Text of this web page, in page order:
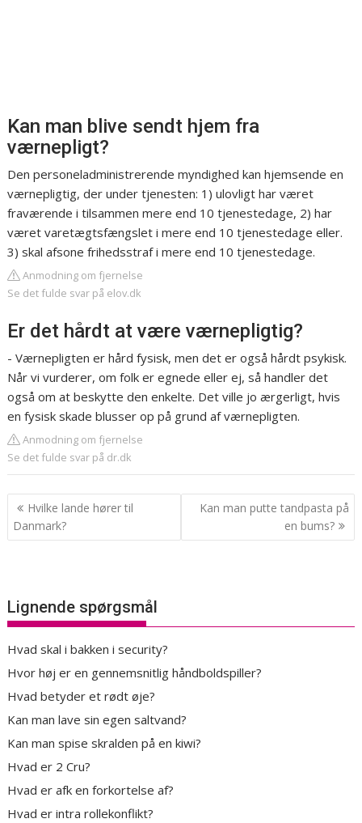
Kan man blive sendt hjem fra
værnepligt?
Den personeladministrerende myndighed kan hjemsende en
værnepligtig, der under tjenesten: 1) ulovligt har været
fraværende i tilsammen mere end 10 tjenestedage, 2) har
været varetægtsfængslet i mere end 10 tjenestedage eller.
3) skal afsone frihedsstraf i mere end 10 tjenestedage.
Anmodning om fjernelse
Se det fulde svar på elov.dk
Er det hårdt at være værnepligtig?
- Værnepligten er hård fysisk, men det er også hårdt psykisk.
Når vi vurderer, om folk er egnede eller ej, så handler det
også om at beskytte den enkelte. Det ville jo ærgerligt, hvis
en fysisk skade blusser op på grund af værnepligten.
Anmodning om fjernelse
Se det fulde svar på dr.dk
Indlægsnavigation
Hvilke lande hører til
Danmark?
Kan man putte tandpasta på
en bums?
Lignende spørgsmål
Hvad skal i bakken i security?
Hvor høj er en gennemsnitlig håndboldspiller?
Hvad betyder et rødt øje?
Kan man lave sin egen saltvand?
Kan man spise skralden på en kiwi?
Hvad er 2 Cru?
Hvad er afk en forkortelse af?
Hvad er intra rollekonflikt?